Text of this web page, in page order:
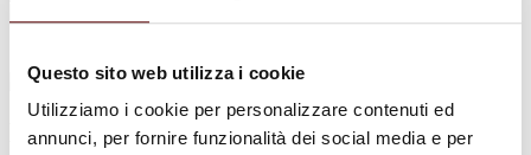
Questo sito web utilizza i cookie
Utilizziamo i cookie per personalizzare contenuti ed
annunci, per fornire funzionalità dei social media e per
Luisa Maria Govoni